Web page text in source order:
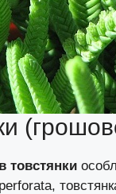
товстянки